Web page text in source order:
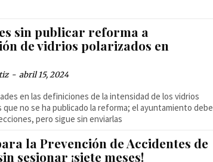
sin publicar reforma a
de vidrios polarizados en
- abril 15, 2024
en las definiciones de la intensidad de los vidrios
que no se ha publicado la reforma; el ayuntamiento debe
pero sigue sin enviarlas
la Prevención de Accidentes de
sesionar ¡siete meses!